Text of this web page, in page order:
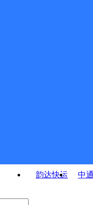
韵达快运
中